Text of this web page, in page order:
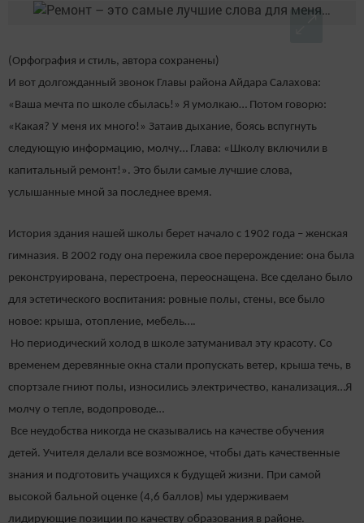
(Орфография и стиль, автора сохранены)
И вот долгожданный звонок Главы района Айдара Салахова:
«Ваша мечта по школе сбылась!» Я умолкаю… Потом говорю:
«Какая? У меня их много!» Затаив дыхание, боясь вспугнуть
следующую информацию, молчу… Глава: «Школу включили в
капитальный ремонт!». Это были самые лучшие слова,
услышанные мной за последнее время.
История здания нашей школы берет начало с 1902 года – женская
гимназия. В 2002 году она пережила свое перерождение: она была
реконструирована, перестроена, переоснащена. Все сделано было
для эстетического воспитания: ровные полы, стены, все было
новое: крыша, отопление, мебель….
Но периодический холод в школе затуманивал эту красоту. Со
временем деревянные окна стали пропускать ветер, крыша течь, в
спортзале гниют полы, износились электричество, канализация…Я
молчу о тепле, водопроводе…
Все неудобства никогда не сказывались на качестве обучения
детей. Учителя делали все возможное, чтобы дать качественные
знания и подготовить учащихся к будущей жизни. При самой
высокой бальной оценке (4,6 баллов) мы удерживаем
лидирующие позиции по качеству образования в районе.